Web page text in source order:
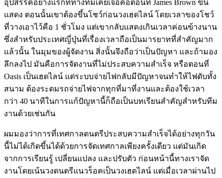
อุปสรรคอย่างแรกที่ทางทีมเคยเจอคือตอนที่ James Brown ขึ้น
แสดง ตอนนั้นเขาต้องขึ้นโชว์ก่อนวงเฮดไลน์ โดยเวลาของโชว์
ที่วางเอาไว้คือ 1 ชั่วโมง แต่เขากลับแสดงเกินเวลาค่อนข้างนาน
ซึ่งสำหรับประเทศญี่ปุ่นที่เรื่องเวลาถือเป็นมารยาทที่สำคัญมาก
แล้วนั้น ในมุมของผู้จัดงาน สิ่งนั้นจึงถือว่าเป็นปัญหา และถ้ามอง
ลึกลงไป มันคือการจัดงานที่ไม่ประสบความสำเร็จ หรือตอนที่
Oasis เป็นเฮดไลน์ แต่ระบบจ่ายไฟกลับมีปัญหาจนทำให้ไฟดับทั้ง
สนาม ต้องระดมรถจ่ายไฟจากทุกที่มาที่งานและต้องใช้เวลา
กว่า 40 นาทีในการแก้ปัญหานี้ก็ถือเป็นบทเรียนสำคัญสำหรับทีม
งานด้วยเช่นกัน
ผมมองว่าการที่เทศกาลดนตรีประสบความสำเร็จได้อย่างทุกวัน
นี้ไม่ได้เกิดขึ้นได้ด้วยการจัดเทศกาลเพียงครั้งเดียว แต่มันเกิด
จากการเรียนรู้ เปลี่ยนแปลง และปรับตัว ก่อนหน้านี้ทางเราจัด
งานโดยเน้นวงดนตรีแนวร็อคเป็นวงเฮดไลน์ แต่เมื่อเวลาผ่านไป